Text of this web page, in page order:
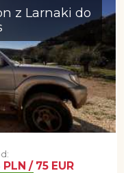
z Larnaki do
/ 75 EUR